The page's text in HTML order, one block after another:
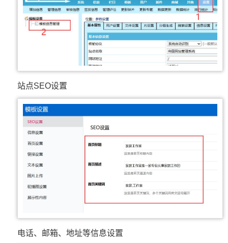
站点SEO设置
电话、邮箱、地址等信息设置